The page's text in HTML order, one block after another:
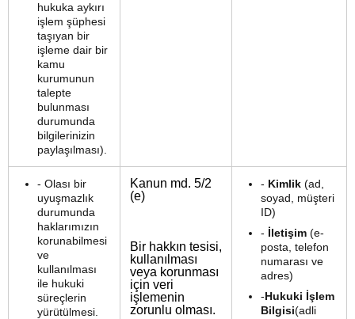
hukuka aykırı
işlem şüphesi
taşıyan bir
işleme dair bir
kamu
kurumunun
talepte
bulunması
durumunda
bilgilerinizin
paylaşılması).
- Olası bir
uyuşmazlık
durumunda
haklarımızın
korunabilmesi
ve
kullanılması
ile hukuki
süreçlerin
yürütülmesi.
Kanun md. 5/2
(e)
Bir hakkın tesisi,
kullanılması
veya korunması
için veri
işlemenin
zorunlu olması.
- Kimlik (ad,
soyad, müşteri
ID)
- İletişim (e-
posta, telefon
numarası ve
adres)
-Hukuki İşlem
Bilgisi(adli